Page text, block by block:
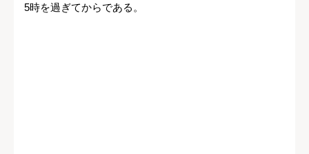
5時を過ぎてからである。